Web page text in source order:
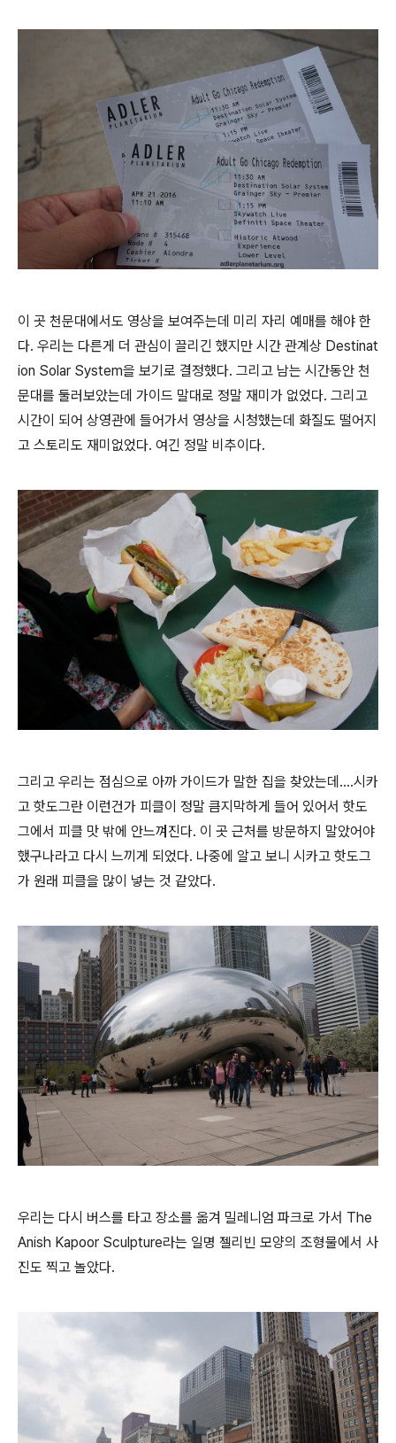
이 곳 천문대에서도 영상을 보여주는데 미리 자리 예매를 해야 한
다. 우리는 다른게 더 관심이 끌리긴 했지만 시간 관계상 Destinat
ion Solar System을 보기로 결정했다. 그리고 남는 시간동안 천
문대를 둘러보았는데 가이드 말대로 정말 재미가 없었다. 그리고
시간이 되어 상영관에 들어가서 영상을 시청했는데 화질도 떨어지
고 스토리도 재미없었다. 여긴 정말 비추이다.
그리고 우리는 점심으로 아까 가이드가 말한 집을 찾았는데....시카
고 핫도그란 이런건가 피클이 정말 큼지막하게 들어 있어서 핫도
그에서 피클 맛 밖에 안느껴진다. 이 곳 근처를 방문하지 말았어야
했구나라고 다시 느끼게 되었다. 나중에 알고 보니 시카고 핫도그
가 원래 피클을 많이 넣는 것 같았다.
우리는 다시 버스를 타고 장소를 옮겨 밀레니엄 파크로 가서 The
Anish Kapoor Sculpture라는 일명 젤리빈 모양의 조형물에서 사
진도 찍고 놀았다.